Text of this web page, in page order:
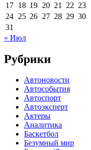
17 18 19 20 21 22 23
24 25 26 27 28 29 30
31
« Июл
Рубрики
Автоновости
Автособытия
Автоспорт
Автоэксперт
Актеры
Аналитика
Баскетбол
Безумный мир